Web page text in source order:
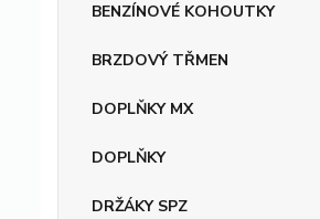
BENZÍNOVÉ KOHOUTKY
BRZDOVÝ TŘMEN
DOPLŇKY MX
DOPLŇKY
DRŽÁKY SPZ